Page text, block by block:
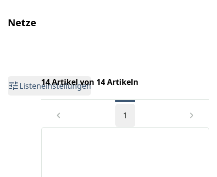
Netze
Listeneinstellungen
14 Artikel von 14 Artikeln
1